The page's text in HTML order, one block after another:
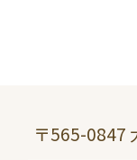
〒565-0847